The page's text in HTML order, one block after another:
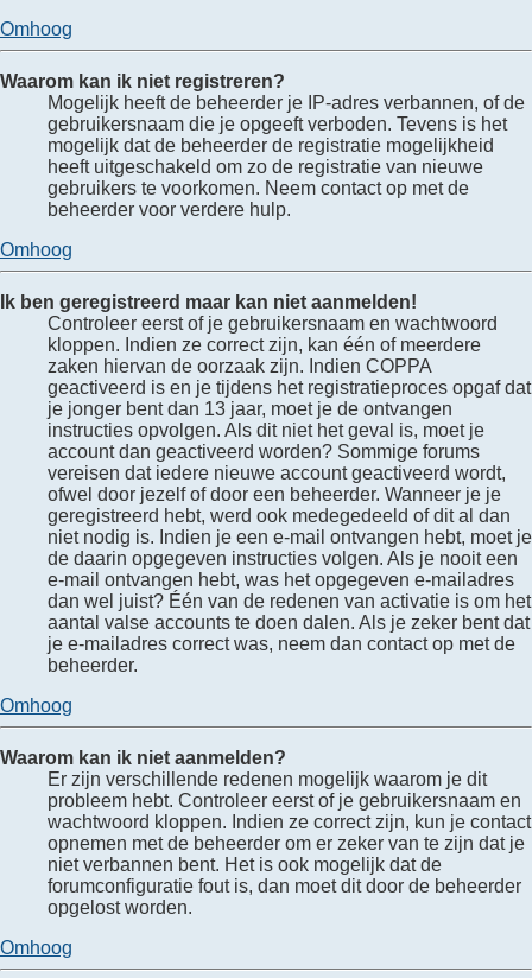
Omhoog
Waarom kan ik niet registreren?
Mogelijk heeft de beheerder je IP-adres verbannen, of de
gebruikersnaam die je opgeeft verboden. Tevens is het
mogelijk dat de beheerder de registratie mogelijkheid
heeft uitgeschakeld om zo de registratie van nieuwe
gebruikers te voorkomen. Neem contact op met de
beheerder voor verdere hulp.
Omhoog
Ik ben geregistreerd maar kan niet aanmelden!
Controleer eerst of je gebruikersnaam en wachtwoord
kloppen. Indien ze correct zijn, kan één of meerdere
zaken hiervan de oorzaak zijn. Indien COPPA
geactiveerd is en je tijdens het registratieproces opgaf dat
je jonger bent dan 13 jaar, moet je de ontvangen
instructies opvolgen. Als dit niet het geval is, moet je
account dan geactiveerd worden? Sommige forums
vereisen dat iedere nieuwe account geactiveerd wordt,
ofwel door jezelf of door een beheerder. Wanneer je je
geregistreerd hebt, werd ook medegedeeld of dit al dan
niet nodig is. Indien je een e-mail ontvangen hebt, moet je
de daarin opgegeven instructies volgen. Als je nooit een
e-mail ontvangen hebt, was het opgegeven e-mailadres
dan wel juist? Één van de redenen van activatie is om het
aantal valse accounts te doen dalen. Als je zeker bent dat
je e-mailadres correct was, neem dan contact op met de
beheerder.
Omhoog
Waarom kan ik niet aanmelden?
Er zijn verschillende redenen mogelijk waarom je dit
probleem hebt. Controleer eerst of je gebruikersnaam en
wachtwoord kloppen. Indien ze correct zijn, kun je contact
opnemen met de beheerder om er zeker van te zijn dat je
niet verbannen bent. Het is ook mogelijk dat de
forumconfiguratie fout is, dan moet dit door de beheerder
opgelost worden.
Omhoog